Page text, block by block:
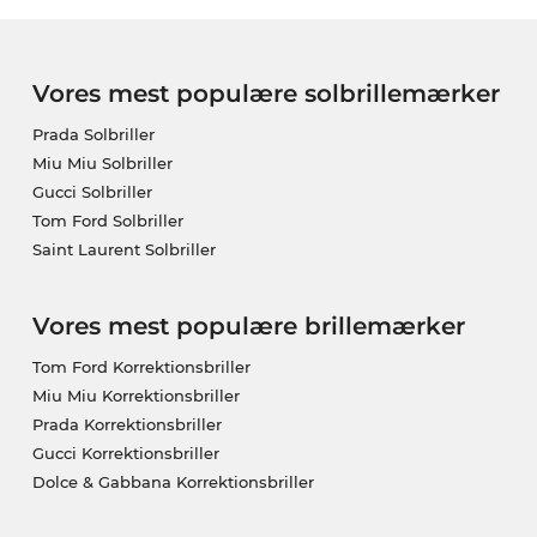
Vores mest populære solbrillemærker
Prada Solbriller
Miu Miu Solbriller
Gucci Solbriller
Tom Ford Solbriller
Saint Laurent Solbriller
Vores mest populære brillemærker
Tom Ford Korrektionsbriller
Miu Miu Korrektionsbriller
Prada Korrektionsbriller
Gucci Korrektionsbriller
Dolce & Gabbana Korrektionsbriller